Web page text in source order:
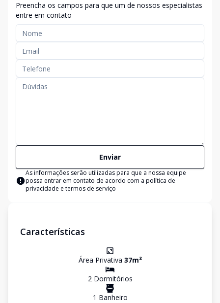
Preencha os campos para que um de nossos especialistas
entre em contato
Enviar
As informações serão utilizadas para que a nossa equipe
possa entrar em contato de acordo com a política de
privacidade e termos de serviço
Características
Área Privativa 37m²
2Dormitórios
1 Banheiro